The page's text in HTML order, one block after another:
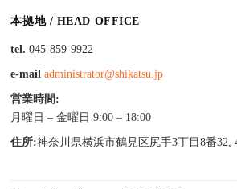
本拠地 / HEAD OFFICE
tel. 045-859-9922
e-mail administrator@shikatsu.jp
営業時間:
月曜日 – 金曜日 9:00 – 18:00
住所:神奈川県横浜市鶴見区尻手3丁目8番32,